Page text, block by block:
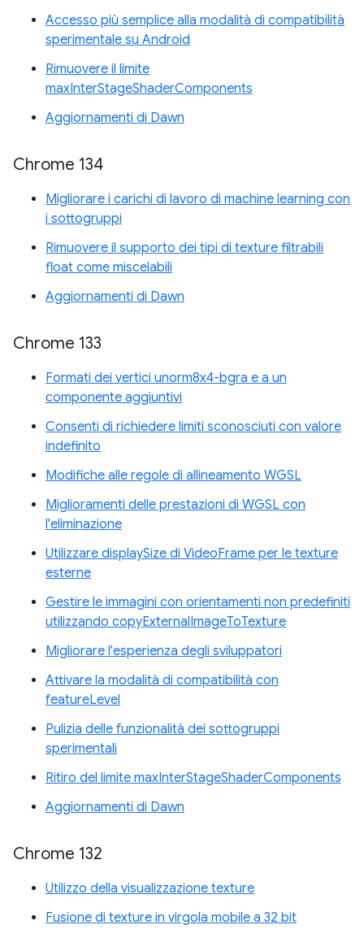
Accesso più semplice alla modalità di compatibilità
sperimentale su Android
Rimuovere il limite
maxInterStageShaderComponents
Aggiornamenti di Dawn
Chrome 134
Migliorare i carichi di lavoro di machine learning con
i sottogruppi
Rimuovere il supporto dei tipi di texture filtrabili
float come miscelabili
Aggiornamenti di Dawn
Chrome 133
Formati dei vertici unorm8x4-bgra e a un
componente aggiuntivi
Consenti di richiedere limiti sconosciuti con valore
indefinito
Modifiche alle regole di allineamento WGSL
Miglioramenti delle prestazioni di WGSL con
l'eliminazione
Utilizzare displaySize di VideoFrame per le texture
esterne
Gestire le immagini con orientamenti non predefiniti
utilizzando copyExternalImageToTexture
Migliorare l'esperienza degli sviluppatori
Attivare la modalità di compatibilità con
featureLevel
Pulizia delle funzionalità dei sottogruppi
sperimentali
Ritiro del limite maxInterStageShaderComponents
Aggiornamenti di Dawn
Chrome 132
Utilizzo della visualizzazione texture
Fusione di texture in virgola mobile a 32 bit